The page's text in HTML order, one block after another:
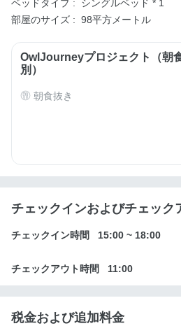
ベッドタイプ :
シングルベッド * 1
部屋のサイズ : 98平方メートル
OwlJourneyプロジェクト（朝
別）
朝食抜き
チェックインおよびチェック
チェックイン時間 15:00 ~ 18:00
チェックアウト時間 11:00
税金および追加料金